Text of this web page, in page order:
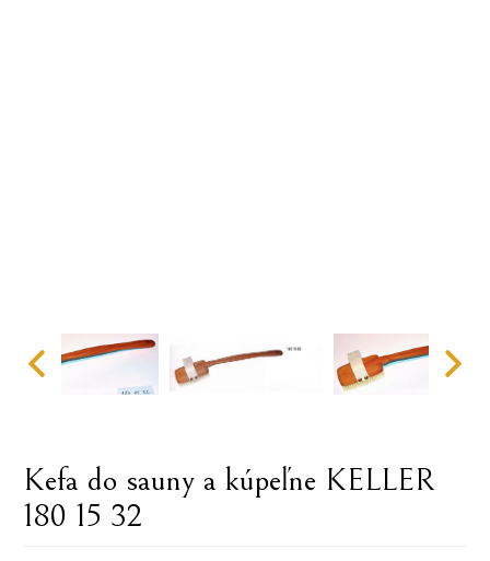
Kefa do sauny a kúpeľne KELLER
180 15 32